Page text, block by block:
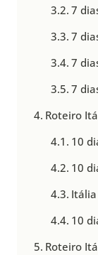
7
7
7
7
Roteiro
10
10
Itália
10
Roteiro